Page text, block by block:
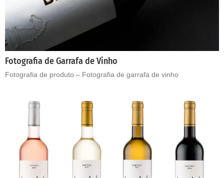
Fotografia de Garrafa de Vinho
Fotografia de produto – Fotografia de garrafa de vinho